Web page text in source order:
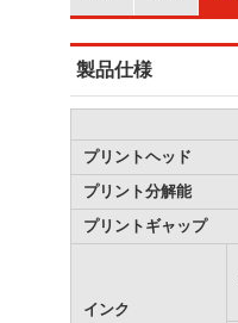
製品仕様
プリントヘッド
プリント分解能
プリントギャップ
インク